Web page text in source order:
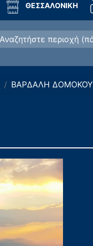
ΘΕΣΣΑΛΟΝΙΚΗ
ΒΑΡΔΑΛΗ ΔΟΜΟΚΟΥ